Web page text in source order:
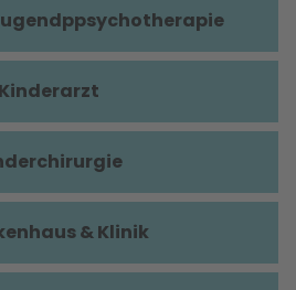
Kinderarzt
& Klinik